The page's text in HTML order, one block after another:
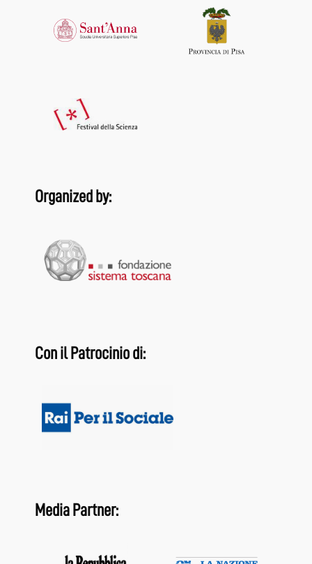
Organized by:
Con il Patrocinio di:
Media Partner: